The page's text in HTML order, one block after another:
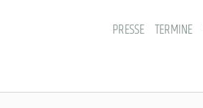
PRESSE TERMINE